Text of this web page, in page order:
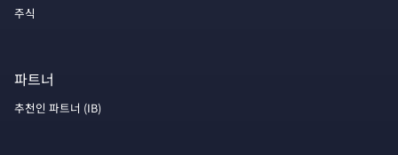
주식
파트너
추천인 파트너 (IB)